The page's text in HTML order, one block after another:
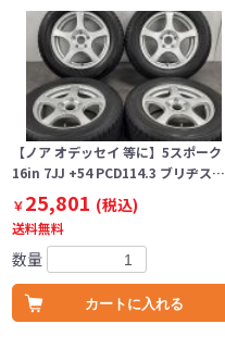
【ノア オデッセイ 等に】5スポーク
16in 7JJ +54 PCD114.3 ブリヂス…
￥25,801 (税込)
送料無料
数量
カートに入れる